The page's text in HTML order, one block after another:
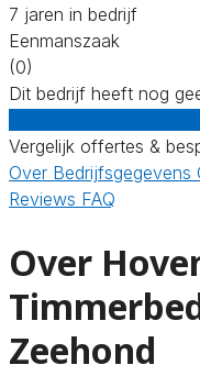
7 jaren in bedrijf
Eenmanszaak
(0)
Dit bedrijf heeft nog
Vergelijk offertes &
Over Bedrijfsgegevens
Reviews FAQ
Over
Zeehond